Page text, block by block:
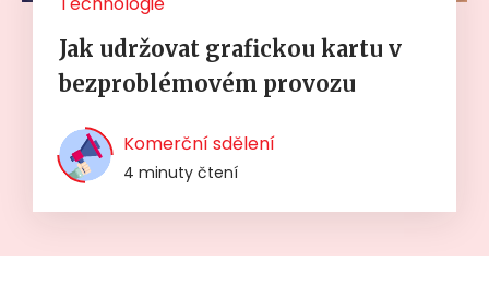
Jak udržovat grafickou kartu v
bezproblémovém provozu
Komerční sdělení
4 minuty čtení